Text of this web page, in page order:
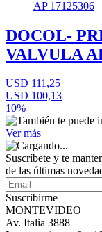
DOCOL-
VALVULA
USD 111,25
USD 100,13
10%
Ver más
Suscríbete y te
de las últimas
Suscribirme
MONTEVIDEO
Av. Italia 3888